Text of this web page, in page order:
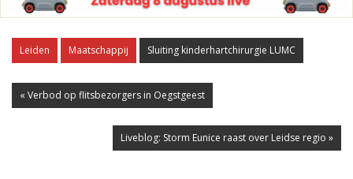
Leiden Maatschappij Sluiting kinderhartchirurgie LUMC
« Verbod op flitsbezorgers in Oegstgeest
Liveblog: Storm Eunice raast over Leidse regio »